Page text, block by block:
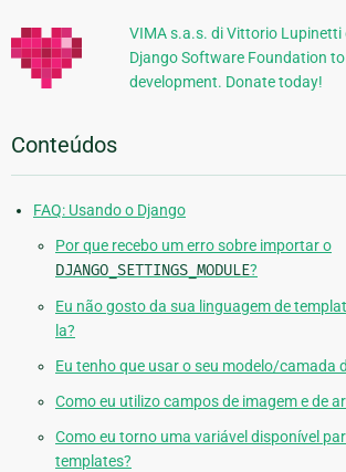
VIMA s.a.s. di Vittorio
Django Software Foundation
development. Donate today!
Conteúdos
FAQ: Usando o Django
Por que recebo um erro sobre importar o
DJANGO_SETTINGS_MODULE?
Eu não gosto da sua linguagem de
la?
Eu tenho que usar o seu modelo/camada
Como eu utilizo campos de imagem e de
Como eu torno uma variável disponível
templates?